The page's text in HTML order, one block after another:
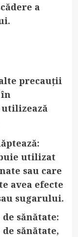
a
precauții
utilizează
:
utilizat
sau care
avea efecte
sugarului.
sănătate:
sănătate,